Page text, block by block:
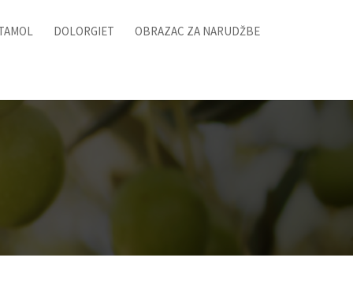
DOLORGIET OBRAZAC ZA NARUDŽBE